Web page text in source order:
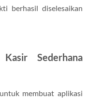
berhasil diselesaikan
Sederhana
membuat aplikasi